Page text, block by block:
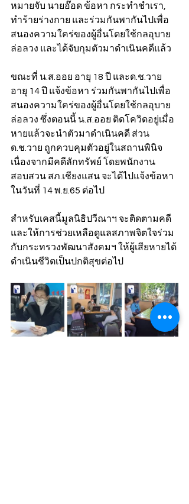
หมายจับ นายอ๊อด ข้อหา กระทำชำเรา,
ทำร้ายร่างกาย และร่วมกันพากันไปเพื่อ
สนองความใคร่ของผู้อื่นโดยใช้กลอุบาย
ล่อลวง และได้จับกุมตัวมาดำเนินคดีแล้ว
ขณะที่ น.ส.ออย อายุ 18 ปี และด.ช.วาย
อายุ 14 ปี แจ้งข้อหา ร่วมกันพากันไปเพื่อ
สนองความใคร่ของผู้อื่นโดยใช้กลอุบาย
ล่อลวง ซึ่งตอนนี้ น.ส.ออย ติดโควิดอยู่เมื่อ
หายแล้วจะนำตัวมาดำเนินคดี ส่วน
ด.ช.วาย ถูกควบคุมตัวอยู่ในสถานพินิจ
เนื่องจากมีคดีลักทรัพย์ โดยพนักงาน
สอบสวน สภ.เชียงแสน จะได้ไปแจ้งข้อหา
ในวันที่ 14 พ.ย.65 ต่อไป
สำหรับเคสนี้มูลนิธิปวีณาฯ จะติดตามคดี
และให้การช่วยเหลือดูแลสภาพจิตใจร่วม
กับกระทรวงพัฒนาสังคมฯ ให้ผู้เสียหายได้
ดำเนินชีวิตเป็นปกติสุขต่อไป